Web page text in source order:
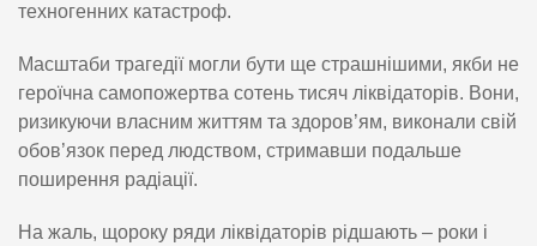
техногенних катастроф.
Масштаби трагедії могли бути ще страшнішими, якби не
героїчна самопожертва сотень тисяч ліквідаторів. Вони,
ризикуючи власним життям та здоров’ям, виконали свій
обов’язок перед людством, стримавши подальше
поширення радіації.
На жаль, щороку ряди ліквідаторів рідшають – роки і